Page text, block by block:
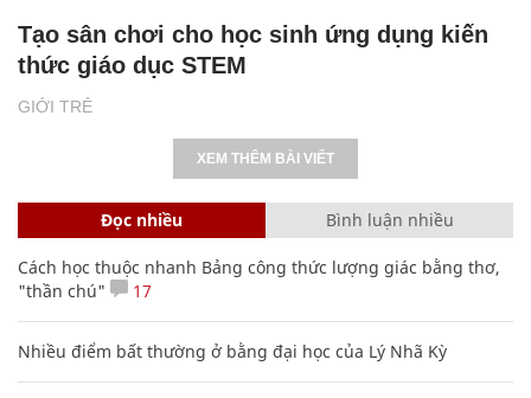
GIỚI TRẺ
Tạo sân chơi cho học sinh ứng dụng kiến
thức giáo dục STEM
XEM THÊM BÀI VIẾT
Đọc nhiều Bình luận nhiều
Cách học thuộc nhanh Bảng công thức lượng giác bằng thơ,
"thần chú"
17
Nhiều điểm bất thường ở bằng đại học của Lý Nhã Kỳ